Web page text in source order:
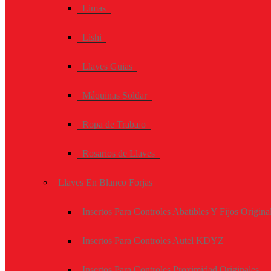
Limas
Lishi
Llaves Guias
Máquinas Soldar
Ropa de Trabajo
Rosarios de Llaves
Llaves En Blanco Forjas
Insertos Para Controles Abatibles Y Fijos
Insertos Para Controles Autel KDYZ